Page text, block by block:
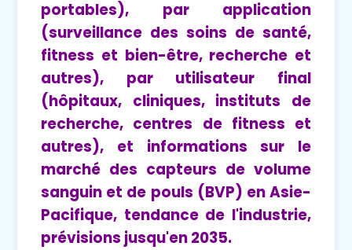
portables), par application
(surveillance des soins de santé,
fitness et bien-être, recherche et
autres), par utilisateur final
(hôpitaux, cliniques, instituts de
recherche, centres de fitness et
autres), et informations sur le
marché des capteurs de volume
sanguin et de pouls (BVP) en Asie-
Pacifique, tendance de l'industrie,
prévisions jusqu'en 2035.